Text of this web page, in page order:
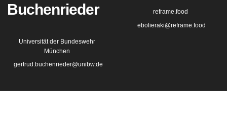
Buchenrieder
Universität der Bundeswehr
München
gertrud.buchenrieder@unibw.de
reframe.food
ebolieraki@reframe.food